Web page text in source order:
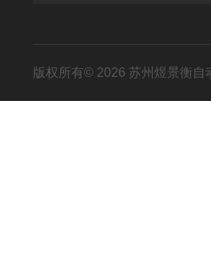
版权所有© 2026 苏州煜景衡